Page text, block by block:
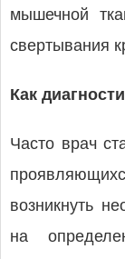
мышечной
свертывания
Как
Часто врач
возникнуть
на